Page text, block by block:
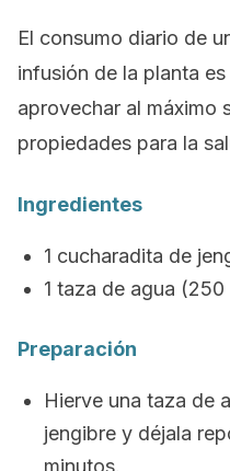
El consumo diario de
infusión de la planta
aprovechar al máximo
propiedades para la
Ingredientes
1 cucharadita de
1 taza de agua (250
Preparación
Hierve una taza de
jengibre y déjala
minutos.